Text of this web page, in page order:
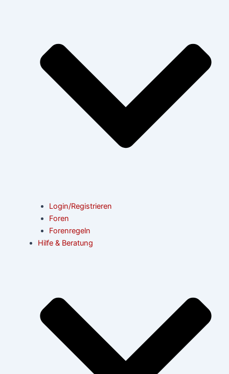
Login/Registrieren
Foren
Forenregeln
Hilfe & Beratung